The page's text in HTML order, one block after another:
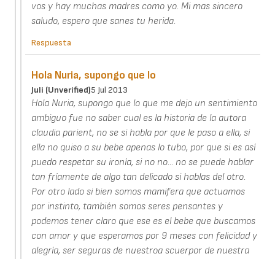
vos y hay muchas madres como yo. Mi mas sincero
saludo, espero que sanes tu herida.
Respuesta
Hola Nuria, supongo que lo
Juli (unverified)5 Jul 2013
Hola Nuria, supongo que lo que me dejo un sentimiento
ambiguo fue no saber cual es la historia de la autora
claudia parient, no se si habla por que le paso a ella, si
ella no quiso a su bebe apenas lo tubo, por que si es así
puedo respetar su ironía, si no no... no se puede hablar
tan fríamente de algo tan delicado si hablas del otro.
Por otro lado si bien somos mamifera que actuamos
por instinto, también somos seres pensantes y
podemos tener claro que ese es el bebe que buscamos
con amor y que esperamos por 9 meses con felicidad y
alegría, ser seguras de nuestroa scuerpor de nuestra